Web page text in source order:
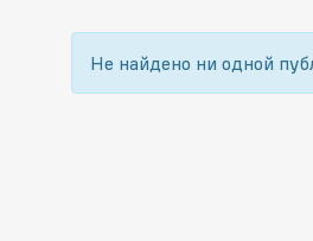
Не найдено ни одной